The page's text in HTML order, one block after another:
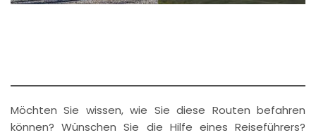
Möchten Sie wissen, wie Sie diese Routen befahren
können? Wünschen Sie die Hilfe eines Reiseführers?